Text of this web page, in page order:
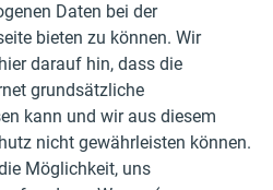
Daten bei der
bieten zu können. Wir
darauf hin, dass die
grundsätzliche
kann und wir aus diesem
nicht gewährleisten können.
Möglichkeit, uns